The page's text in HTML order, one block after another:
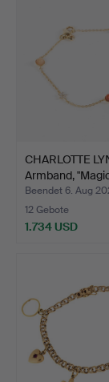
CHARLOTTE
Armband,
Beendet 6. Aug
12 Gebote
1.734 USD